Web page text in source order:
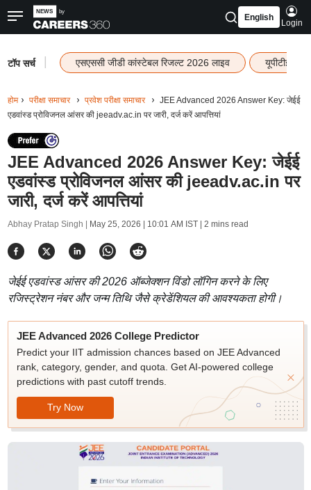
English
Login
टॉप सर्च एसएससी जीडी कांस्टेबल रिजल्ट 2026 लाइव यूपीटीईटी
होम परीक्षा समाचार प्रवेश परीक्षा समाचार
JEE Advanced 2026 Answer Key: जेईई
एडवांस्ड प्रोविजनल आंसर की jeeadv.ac.in पर जारी, दर्ज करें आपत्तियां
JEE Advanced 2026 Answer Key: जेईई
एडवांस्ड प्रोविजनल आंसर की jeeadv.ac.in पर
जारी, दर्ज करें आपत्तियां
Abhay Pratap Singh | May 25, 2026 | 10:01 AM IST| 2 mins read
जेईई एडवांस्ड आंसर की 2026 ऑब्जेक्शन विंडो लॉगिन करने के लिए
रजिस्ट्रेशन नंबर और जन्म तिथि जैसे क्रेडेंशियल की आवश्यकता होगी।
JEE Advanced 2026 College Predictor
Predict your IIT admission chances based on JEE Advanced
rank, category, gender, and quota. Get AI-powered college
predictions with past cutoff trends.
Try Now